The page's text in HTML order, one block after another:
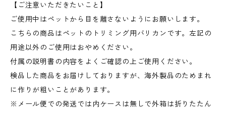
【ご注意いただきたいこと】
ご使用中はペットから目を離さないようにお願いします。
こちらの商品はペットのトリミング用バリカンです。左記の
用途以外のご使用はおやめください。
付属の説明書の内容をよくご確認の上ご使用ください。
検品した商品をお届けしておりますが、海外製品のためまれ
に作りが粗いことがあります。
※メール便での発送では内ケースは無しで外箱は折りたたん